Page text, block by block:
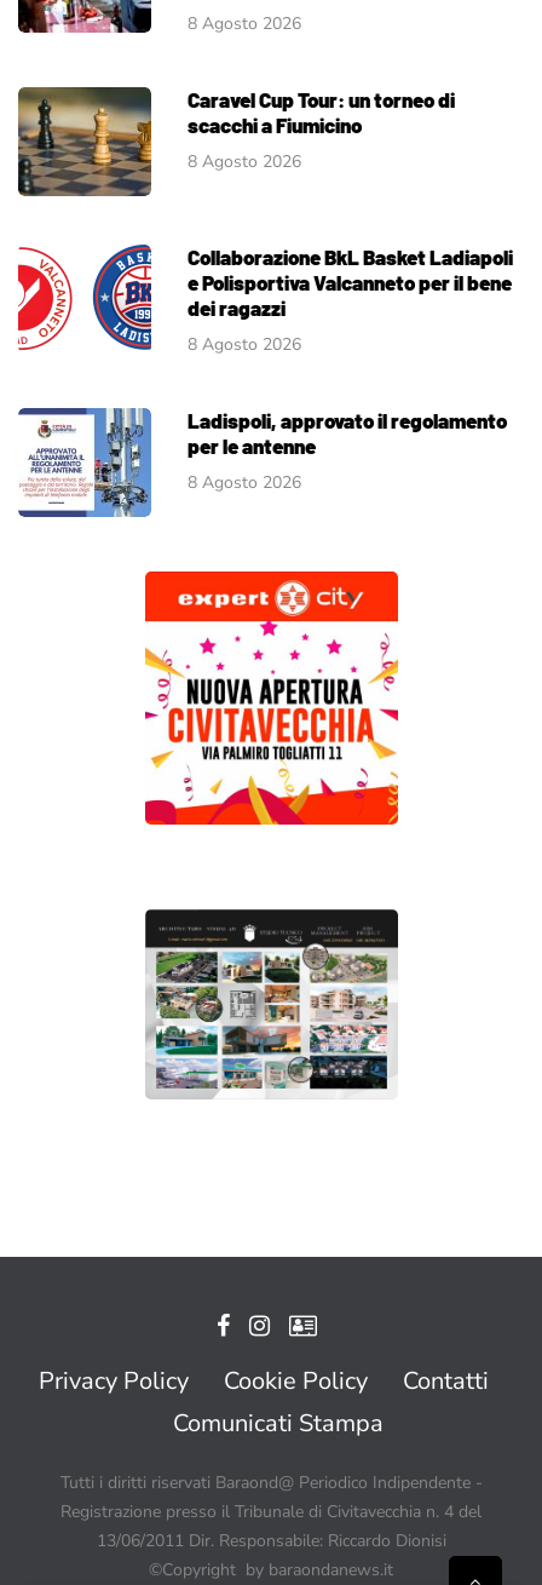
8 Agosto 2026
Caravel Cup Tour: un torneo di
scacchi a Fiumicino
8 Agosto 2026
Collaborazione BkL Basket Ladiapoli
e Polisportiva Valcanneto per il bene
dei ragazzi
8 Agosto 2026
Ladispoli, approvato il regolamento
per le antenne
8 Agosto 2026
Privacy Policy Cookie Policy
Contatti
Comunicati Stampa
Tutti i diritti riservati Baraond@ Periodico Indipendente -
Registrazione presso il Tribunale di Civitavecchia n. 4 del
13/06/2011 Dir. Responsabile: Riccardo Dionisi
©Copyright by baraondanews.it